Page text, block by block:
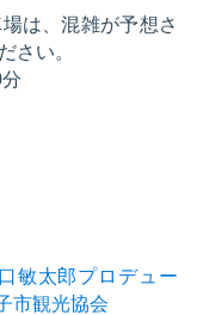
は、混雑が予想さ
さい。
敏太郎プロデュー
市観光協会